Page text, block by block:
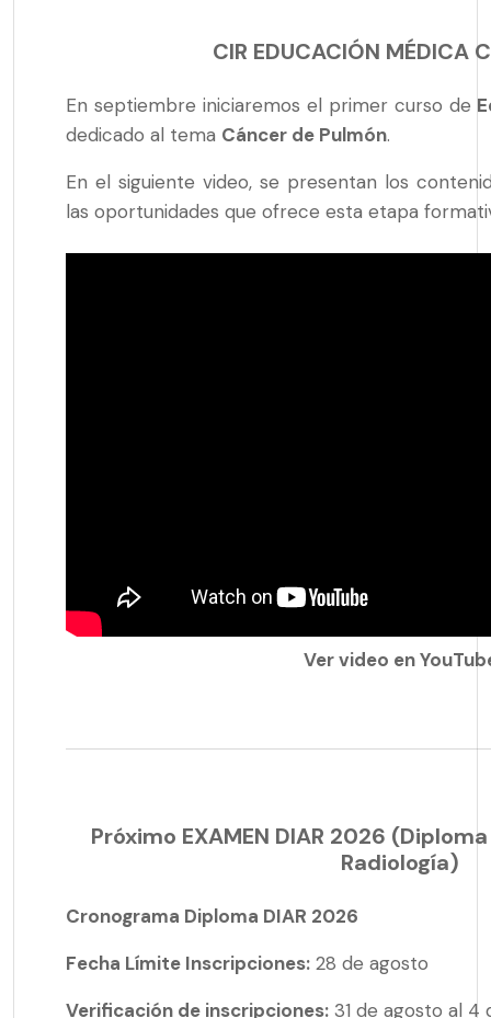
CIR EDUCACIÓN MÉDICA
En septiembre iniciaremos el primer curso de
dedicado al tema Cáncer de Pulmón.
En el siguiente video, se presentan los
las oportunidades que ofrece esta etapa
Ver video en
Próximo EXAMEN DIAR 2026
Radiología)
Cronograma Diploma DIAR 2026
Fecha Límite Inscripciones: 28 de agosto
Verificación de inscripciones: 31 de agosto al